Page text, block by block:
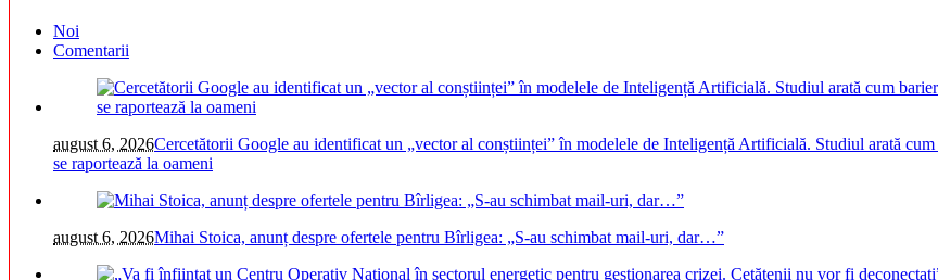
Noi
Comentarii
august 6, 2026Cercetătorii Google au identificat un „vector al conștiinței” în modelele de Inteligență Artificială. Studiul arată
se raportează la oameni
august 6, 2026Mihai Stoica, anunț despre ofertele pentru Bîrligea: „S-au schimbat mail-uri, dar…”